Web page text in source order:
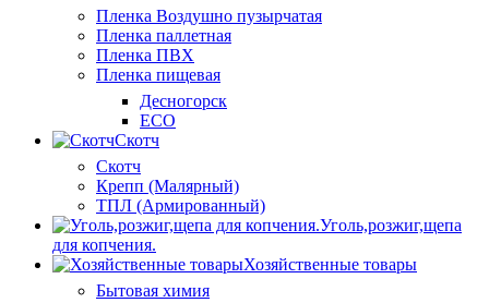
Пленка Воздушно пузырчатая
Пленка паллетная
Пленка ПВХ
Пленка пищевая
Десногорск
ECO
Скотч
Скотч
Крепп (Малярный)
ТПЛ (Армированный)
Уголь,розжиг,щепа
для копчения.
Хозяйственные товары
Бытовая химия